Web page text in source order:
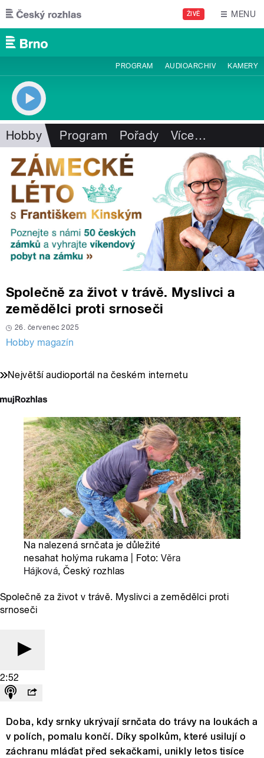
Přejít k hlavnímu obsahu
ŽIVĚ MENU
PROGRAM AUDIOARCHIV KAMERY
Hobby Program Pořady Více…
Společně za život v trávě. Myslivci a
zemědělci proti srnoseči
26. červenec 2025
Hobby magazín
Největší audioportál na českém internetu
Na nalezená srnčata je důležité
nesahat holýma rukama | Foto:Věra
Hájková, Český rozhlas
Společně za život v trávě. Myslivci a zemědělci proti
srnoseči
2:52
Doba, kdy srnky ukrývají srnčata do trávy na loukách a
v polích, pomalu končí. Díky spolkům, které usilují o
záchranu mláďat před sekačkami, unikly letos tisíce